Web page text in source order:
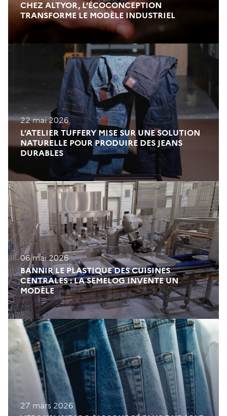
CHEZ ALTYOR, L’ÉCOCONCEPTION
TRANSFORME LE MODÈLE INDUSTRIEL
L’ATELIER TUFFERY MISE SUR UNE SOLUTION
NATURELLE POUR PRODUIRE DES JEANS
DURABLES
22 mai 2026
BANNIR LE PLASTIQUE DES CUISINES
CENTRALES : LA SEMELOG INVENTE UN
MODÈLE
06 mai 2026
27 mars 2026